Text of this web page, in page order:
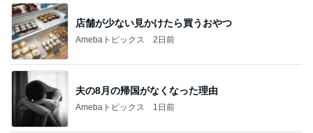
店舗が少ない見かけたら買うおやつ
Amebaトピックス 2日前
夫の8月の帰国がなくなった理由
Amebaトピックス 1日前